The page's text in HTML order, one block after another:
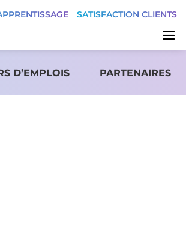
SATISFACTION CLIENTS
D’EMPLOIS PARTENAIRES